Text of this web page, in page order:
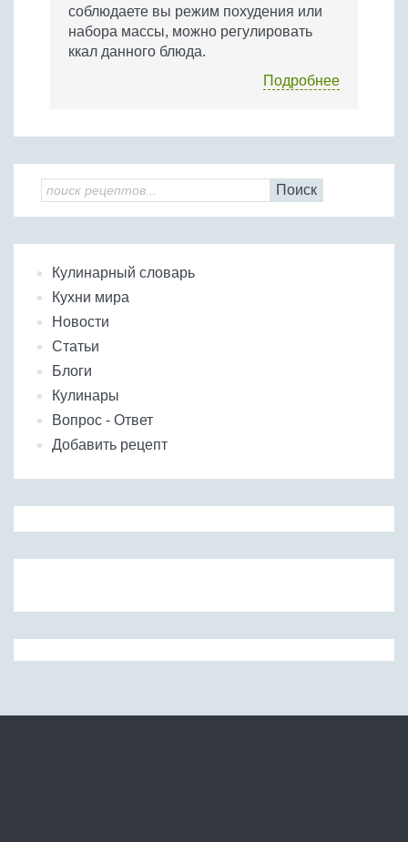
соблюдаете вы режим похудения или
набора массы, можно регулировать
ккал данного блюда.
Подробнее
Поиск
Кулинарный словарь
Кухни мира
Новости
Статьи
Блоги
Кулинары
Вопрос - Ответ
Добавить рецепт